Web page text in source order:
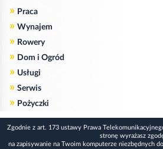
» Praca
» Wynajem
» Rowery
» Dom i Ogród
» Usługi
» Serwis
» Pożyczki
Zgodnie z art. 173 ustawy Prawa
stronę wyrażasz
na zapisywanie na Twoim komputerze niezbędnych